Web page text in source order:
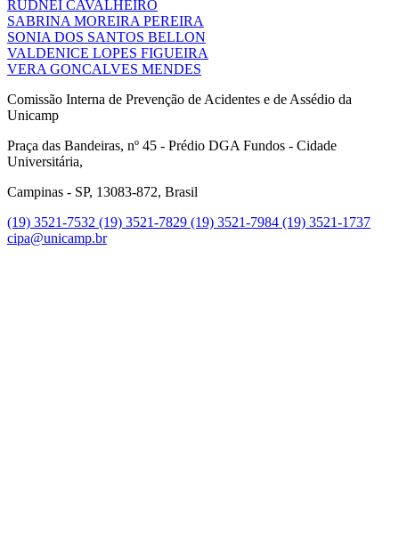
RUDNEI CAVALHEIRO
SABRINA MOREIRA PEREIRA
SONIA DOS SANTOS BELLON
VALDENICE LOPES FIGUEIRA
VERA GONCALVES MENDES
Comissão Interna de Prevenção de Acidentes e de Assédio da
Unicamp
Praça das Bandeiras, nº 45 - Prédio DGA Fundos - Cidade
Universitária,
Campinas - SP, 13083-872, Brasil
(19) 3521-7532 (19) 3521-7829 (19) 3521-7984 (19) 3521-1737
cipa@unicamp.br